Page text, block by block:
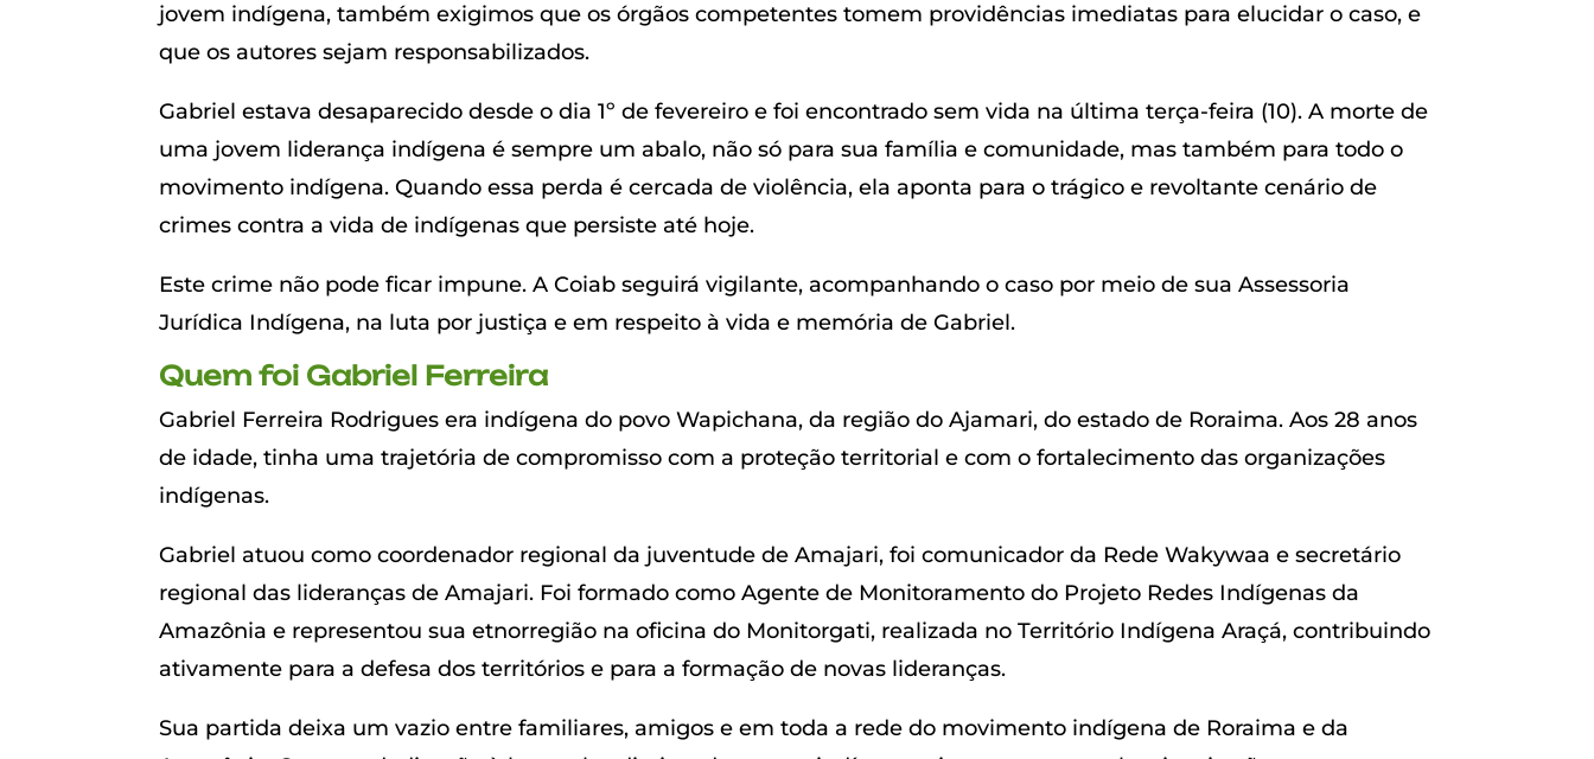
jovem indígena, também exigimos que os órgãos competentes tomem providências imediatas para elucidar o caso, e
que os autores sejam responsabilizados.
Gabriel estava desaparecido desde o dia 1º de fevereiro e foi encontrado sem vida na última terça-feira (10). A morte de
uma jovem liderança indígena é sempre um abalo, não só para sua família e comunidade, mas também para todo o
movimento indígena. Quando essa perda é cercada de violência, ela aponta para o trágico e revoltante cenário de
crimes contra a vida de indígenas que persiste até hoje.
Este crime não pode ficar impune. A Coiab seguirá vigilante, acompanhando o caso por meio de sua Assessoria
Jurídica Indígena, na luta por justiça e em respeito à vida e memória de Gabriel.
Quem foi Gabriel Ferreira
Gabriel Ferreira Rodrigues era indígena do povo Wapichana, da região do Ajamari, do estado de Roraima. Aos 28 anos
de idade, tinha uma trajetória de compromisso com a proteção territorial e com o fortalecimento das organizações
indígenas.
Gabriel atuou como coordenador regional da juventude de Amajari, foi comunicador da Rede Wakywaa e secretário
regional das lideranças de Amajari. Foi formado como Agente de Monitoramento do Projeto Redes Indígenas da
Amazônia e representou sua etnorregião na oficina do Monitorgati, realizada no Território Indígena Araçá, contribuindo
ativamente para a defesa dos territórios e para a formação de novas lideranças.
Sua partida deixa um vazio entre familiares, amigos e em toda a rede do movimento indígena de Roraima e da